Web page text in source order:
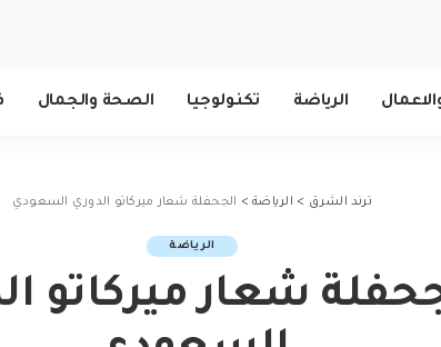
الرياضة تكنولوجيا الصحة والجمال
ترند الشرق > الرياضة> الجحفلة شعار ميركاتو الدوري السعودي
الرياضة
شعار ميركاتو